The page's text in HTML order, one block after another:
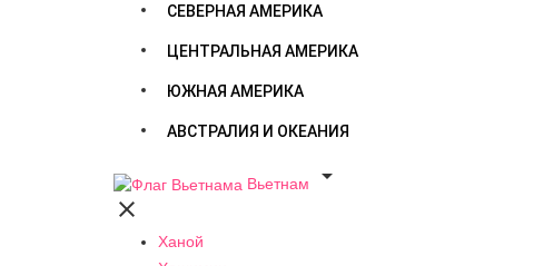
СЕВЕРНАЯ АМЕРИКА
ЦЕНТРАЛЬНАЯ АМЕРИКА
ЮЖНАЯ АМЕРИКА
АВСТРАЛИЯ И ОКЕАНИЯ
Вьетнам


Ханой